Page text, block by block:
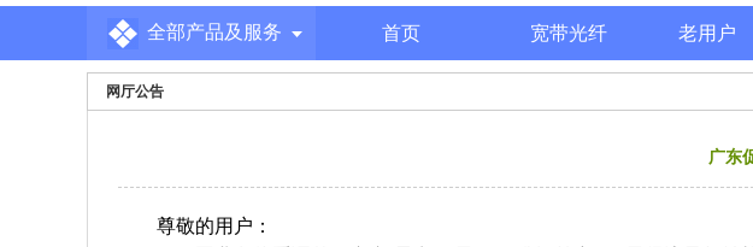
全部产品及服务 首页 宽带光纤 老用户
网厅公告
广东
尊敬的用户：